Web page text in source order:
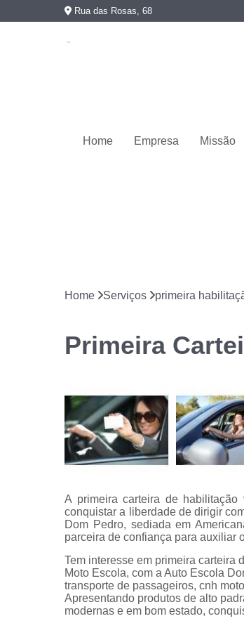
Rua das Rosas, 68
Home Empresa Missão
Home Serviços primeira
Primeira
A primeira carteira de
conquistar a liberdade de dirigir
Dom Pedro, sediada em
parceira de confiança para auxiliar
Tem interesse em primeira carteira
Moto Escola, com a Auto Escola
transporte de passageiros, cnh
Apresentando produtos de alto
modernas e em bom estado,